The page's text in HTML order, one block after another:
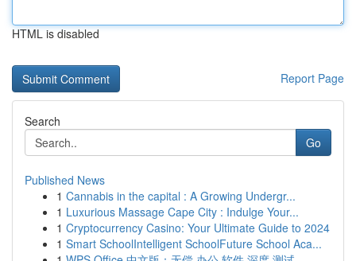
HTML is disabled
Report Page
Search
Go
Published News
1 Cannabis in the capital : A Growing Undergr...
1 Luxurious Massage Cape City : Indulge Your...
1 Cryptocurrency Casino: Your Ultimate Guide to 2024
1 Smart SchoolIntelligent SchoolFuture School Aca...